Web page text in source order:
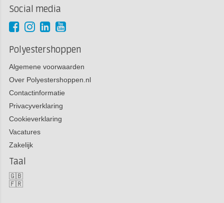
Social media
Polyestershoppen
Algemene voorwaarden
Over Polyestershoppen.nl
Contactinformatie
Privacyverklaring
Cookieverklaring
Vacatures
Zakelijk
Taal
🇬🇧
🇫🇷